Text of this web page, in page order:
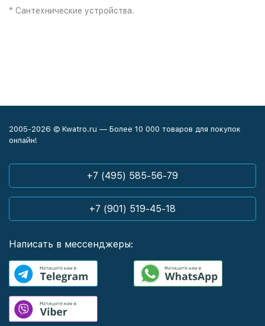
* Сантехнические устройства.
2005-2026 © Kwatro.ru — Более 10 000 товаров для покупок
онлайн!
+7 (495) 585-56-79
+7 (901) 519-45-18
Написать в мессенджеры: